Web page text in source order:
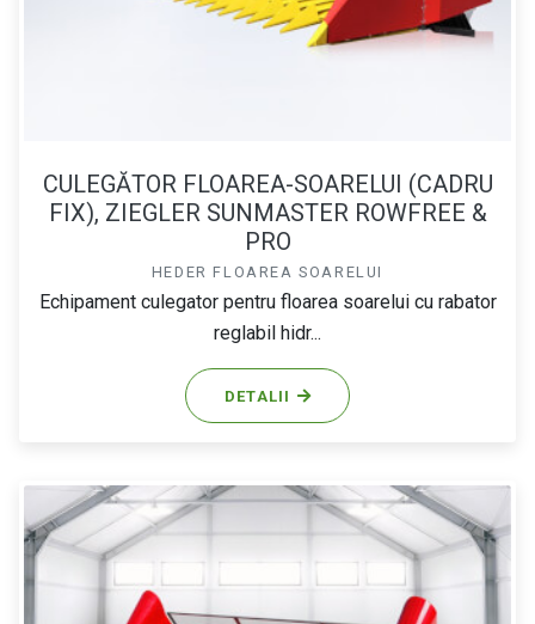
CULEGĂTOR FLOAREA-SOARELUI (CADRU
FIX), ZIEGLER SUNMASTER ROWFREE &
PRO
HEDER FLOAREA SOARELUI
Echipament culegator pentru floarea soarelui cu rabator
reglabil hidr...
DETALII